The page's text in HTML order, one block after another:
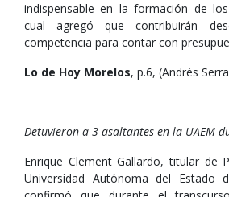
indispensable en la formación de
cual agregó que contribuirán
competencia para contar con
Lo de Hoy Morelos, p.6, (Andrés
Detuvieron a 3 asaltantes en la UAEM
Enrique Clement Gallardo, titular de
Universidad Autónoma del Estado